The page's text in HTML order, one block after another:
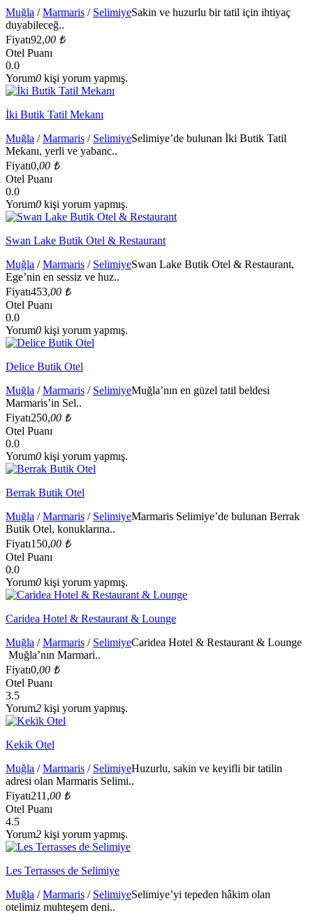
Muğla /Marmaris / SelimiyeSakin ve huzurlu bir tatil için ihtiyaç
duyabileceğ..
Fiyatı92,00 ₺
Otel Puanı
0.0
Yorum0 kişi yorum yapmış.
İki Butik Tatil Mekanı
Muğla /Marmaris / SelimiyeSelimiye’de bulunan İki Butik Tatil
Mekanı, yerli ve yabanc..
Fiyatı0,00 ₺
Otel Puanı
0.0
Yorum0 kişi yorum yapmış.
Swan Lake Butik Otel & Restaurant
Muğla /Marmaris / SelimiyeSwan Lake Butik Otel & Restaurant,
Ege’nin en sessiz ve huz..
Fiyatı453,00 ₺
Otel Puanı
0.0
Yorum0 kişi yorum yapmış.
Delice Butik Otel
Muğla /Marmaris / SelimiyeMuğla’nın en güzel tatil beldesi
Marmaris’in Sel..
Fiyatı250,00 ₺
Otel Puanı
0.0
Yorum0 kişi yorum yapmış.
Berrak Butik Otel
Muğla /Marmaris / SelimiyeMarmaris Selimiye’de bulunan Berrak
Butik Otel, konuklarına..
Fiyatı150,00 ₺
Otel Puanı
0.0
Yorum0 kişi yorum yapmış.
Caridea Hotel & Restaurant & Lounge
Muğla /Marmaris / SelimiyeCaridea Hotel & Restaurant & Lounge
Muğla’nın Marmari..
Fiyatı0,00 ₺
Otel Puanı
3.5
Yorum2 kişi yorum yapmış.
Kekik Otel
Muğla /Marmaris / SelimiyeHuzurlu, sakin ve keyifli bir tatilin
adresi olan Marmaris Selimi..
Fiyatı211,00 ₺
Otel Puanı
4.5
Yorum2 kişi yorum yapmış.
Les Terrasses de Selimiye
Muğla /Marmaris / SelimiyeSelimiye’yi tepeden hâkim olan
otelimiz muhteşem deni..